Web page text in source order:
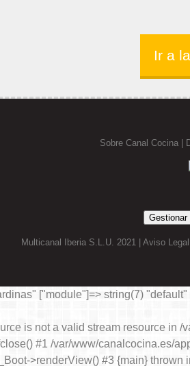
Ir a
Sobre Canal Cocina|
Gestionar
Multicanal Iberia S.L.U. 2021 | Aviso Legal
["module"]=> string(7)
is not a valid stream resource in
#1 /var/www/canalcocina.es/
>renderView() #3 {main} thrown